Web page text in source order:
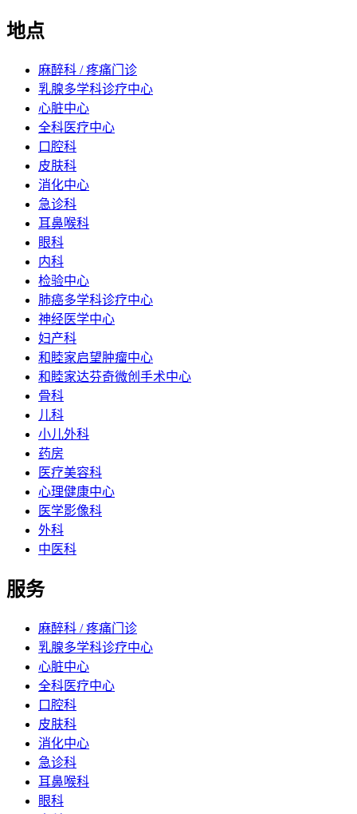
地点
麻醉科 / 疼痛门诊
乳腺多学科诊疗中心
心脏中心
全科医疗中心
口腔科
皮肤科
消化中心
急诊科
耳鼻喉科
眼科
内科
检验中心
肺癌多学科诊疗中心
神经医学中心
妇产科
和睦家启望肿瘤中心
和睦家达芬奇微创手术中心
骨科
儿科
小儿外科
药房
医疗美容科
心理健康中心
医学影像科
外科
中医科
服务
麻醉科 / 疼痛门诊
乳腺多学科诊疗中心
心脏中心
全科医疗中心
口腔科
皮肤科
消化中心
急诊科
耳鼻喉科
眼科